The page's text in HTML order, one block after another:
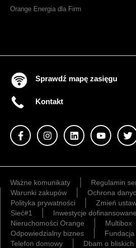
Orange Energia dla Firm
Sprawdź mapę zasięgu
Kontakt
Ważne komunikaty
Regulamin
Warunki zakupów
Ochrona
Polityka prywatności
Zmień
Sieć#1
Inwestycje
Nieruchomości Orange
Multibox
Odpowiedzialny biznes
Telefon domowy
Dbam o bliskich